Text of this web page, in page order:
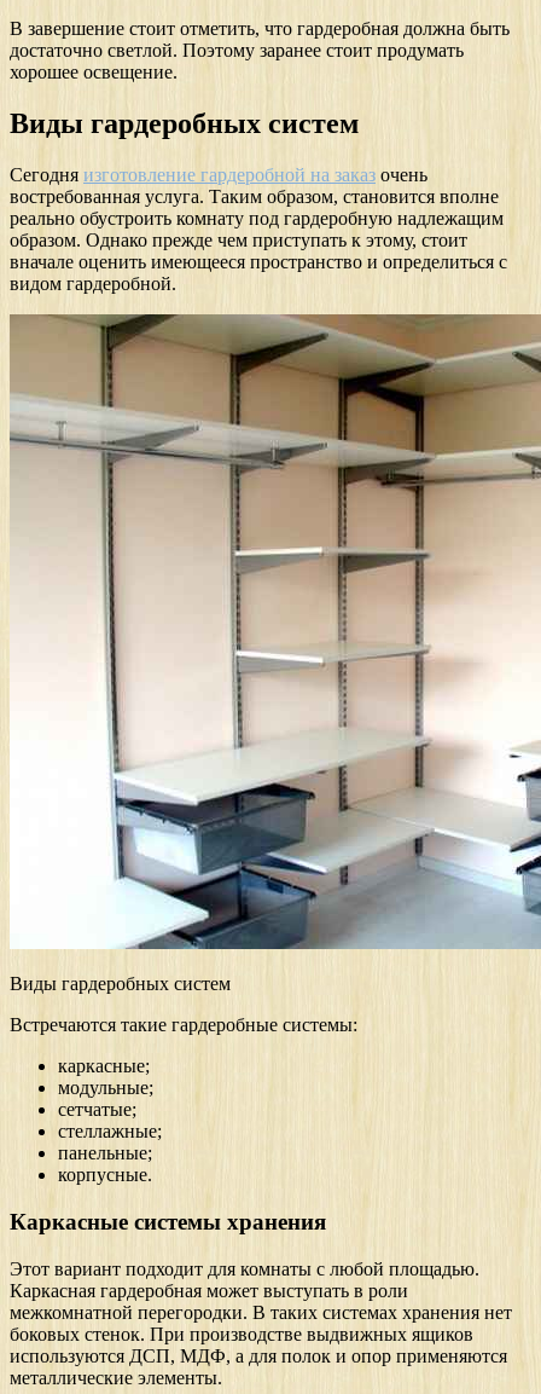
В завершение стоит отметить, что гардеробная должна быть
достаточно светлой. Поэтому заранее стоит продумать
хорошее освещение.
Виды гардеробных систем
Сегодня изготовление гардеробной на заказ очень
востребованная услуга. Таким образом, становится вполне
реально обустроить комнату под гардеробную надлежащим
образом. Однако прежде чем приступать к этому, стоит
вначале оценить имеющееся пространство и определиться с
видом гардеробной.
Виды гардеробных систем
Встречаются такие гардеробные системы:
каркасные;
модульные;
сетчатые;
стеллажные;
панельные;
корпусные.
Каркасные системы хранения
Этот вариант подходит для комнаты с любой площадью.
Каркасная гардеробная может выступать в роли
межкомнатной перегородки. В таких системах хранения нет
боковых стенок. При производстве выдвижных ящиков
используются ДСП, МДФ, а для полок и опор применяются
металлические элементы.